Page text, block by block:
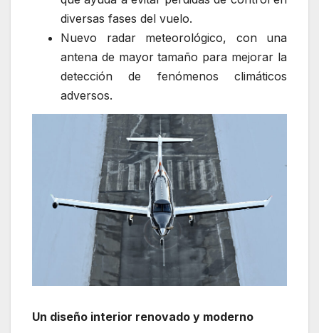
diversas fases del vuelo.
Nuevo radar meteorológico, con una
antena de mayor tamaño para mejorar la
detección de fenómenos climáticos
adversos.
Un diseño interior renovado y moderno